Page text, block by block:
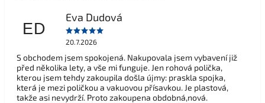
ED
Eva Dudová
20.7.2026
S obchodem jsem spokojená. Nakupovala jsem vybavení již
před několika lety, a vše mi funguje. Jen rohová polička,
kterou jsem tehdy zakoupila došla újmy: praskla spojka,
která je mezi poličkou a vakuovou přísavkou. Je plastová,
takže asi nevydrží. Proto zakoupena obdobná,nová.